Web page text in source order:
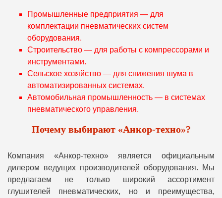
Промышленные предприятия — для
комплектации пневматических систем
оборудования.
Строительство — для работы с компрессорами и
инструментами.
Сельское хозяйство — для снижения шума в
автоматизированных системах.
Автомобильная промышленность — в системах
пневматического управления.
Почему выбирают «Анкор-техно»?
Компания «Анкор-техно» является официальным
дилером ведущих производителей оборудования. Мы
предлагаем не только широкий ассортимент
глушителей пневматических, но и преимущества,